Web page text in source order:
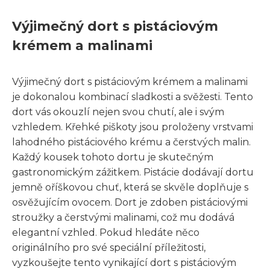
Výjimečný dort s pistáciovým
krémem a malinami
Výjimečný dort s pistáciovým krémem a malinami
je dokonalou kombinací sladkosti a svěžesti. Tento
dort vás okouzlí nejen svou chutí, ale i svým
vzhledem. Křehké piškoty jsou proloženy vrstvami
lahodného pistáciového krému a čerstvých malin.
Každý kousek tohoto dortu je skutečným
gastronomickým zážitkem. Pistácie dodávají dortu
jemně oříškovou chuť, která se skvěle doplňuje s
osvěžujícím ovocem. Dort je zdoben pistáciovými
stroužky a čerstvými malinami, což mu dodává
elegantní vzhled. Pokud hledáte něco
originálního pro své speciální příležitosti,
vyzkoušejte tento vynikající dort s pistáciovým